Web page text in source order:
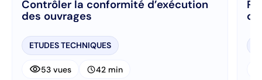
Contrôler la conformité d’exécution
des ouvrages
ETUDES TECHNIQUES
visibility53 vues schedule42 min